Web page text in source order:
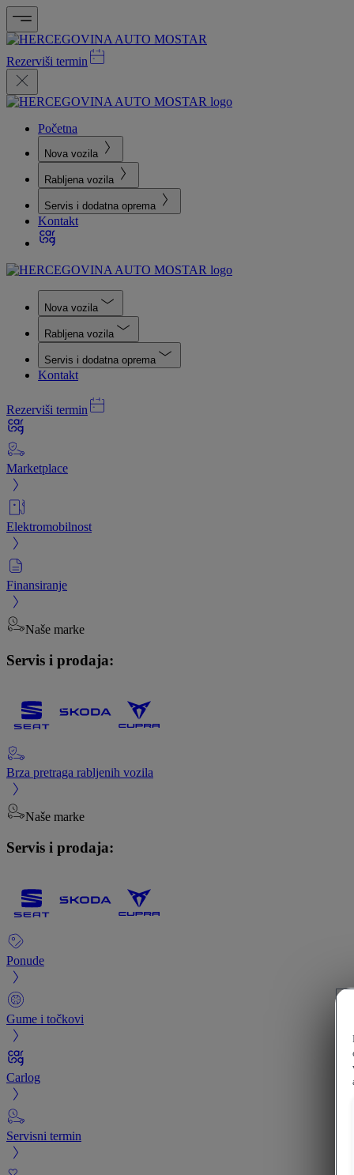
Rezerviši termin
Početna
Nova vozila
Rabljena vozila
Servis i dodatna oprema
Kontakt
Nova vozila
Rabljena vozila
Servis i dodatna oprema
Kontakt
Rezerviši termin
Marketplace
Elektromobilnost
Finansiranje
Naše marke
Servis i prodaja:
Brza pretraga rabljenih vozila
Naše marke
Servis i prodaja:
Ponude
Gume i točkovi
Carlog
Servisni termin